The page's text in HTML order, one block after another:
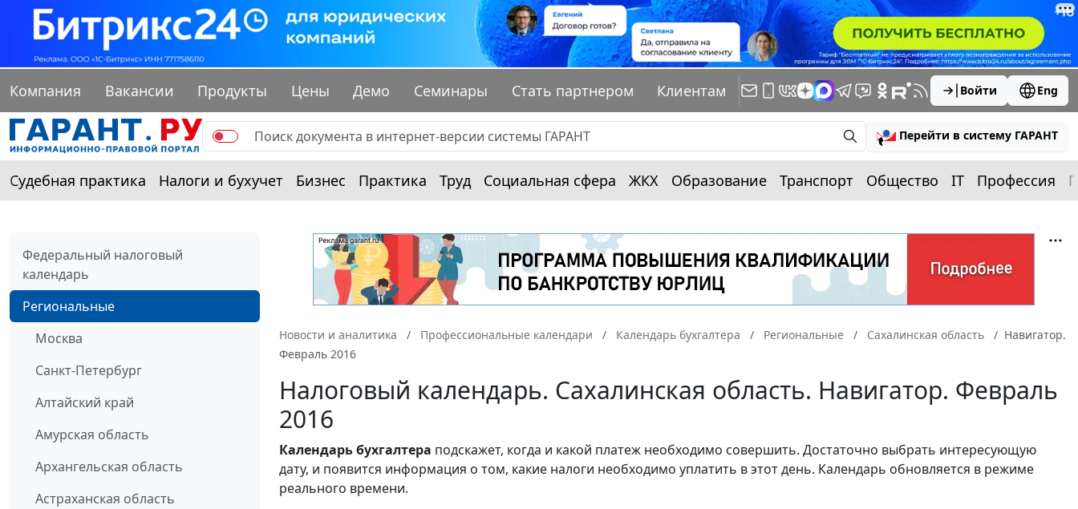
Компания Вакансии Продукты Цены Демо Семинары Стать партнером Клиентам Войти Eng
Перейти в систему ГАРАНТ
Судебная практика Налоги и бухучет Бизнес Практика Труд Социальная сфера ЖКХ Образование Транспорт Общество IT Профессия
Федеральный налоговый
календарь
Региональные
Москва
Санкт-Петербург
Алтайский край
Амурская область
Архангельская область
Астраханская область
Новости и аналитика Профессиональные календари Календарь бухгалтера Региональные Сахалинская область
Навигатор.
Февраль 2016
Налоговый календарь. Сахалинская область. Навигатор. Февраль
2016
Календарьбухгалтера подскажет, когда и какой платеж необходимо совершить. Достаточно выбрать интересующую
дату, и появится информация о том, какие налоги необходимо уплатить в этот день. Календарь обновляется в режиме
реального времени.